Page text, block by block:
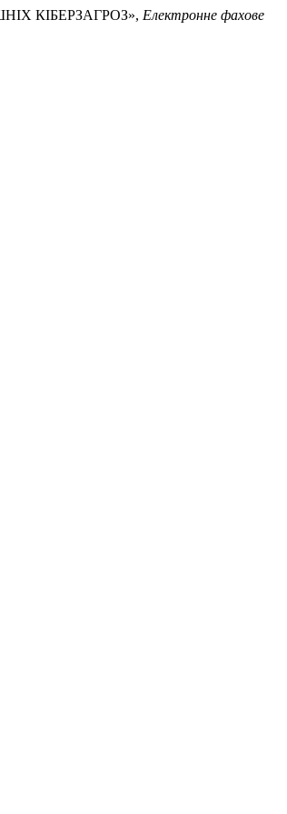
КІБЕРЗАГРОЗ», Електронне фахове